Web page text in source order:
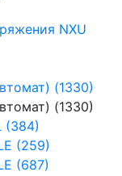
NXU
(1330)
(1330)
(384)
(259)
(687)